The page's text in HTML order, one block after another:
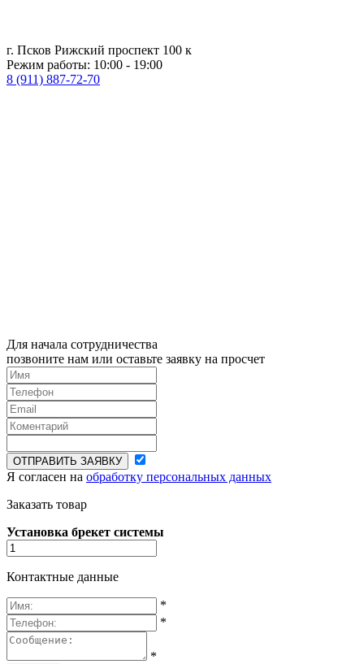
г. Псков Рижский проспект 100 к
Режим работы: 10:00 - 19:00
8 (911) 887-72-70
Для начала сотрудничества
позвоните нам или оставьте заявку на просчет
ОТПРАВИТЬ ЗАЯВКУ
Я согласен на обработку персональных данных
Заказать товар
Установка брекет системы
Контактные данные
*
*
*